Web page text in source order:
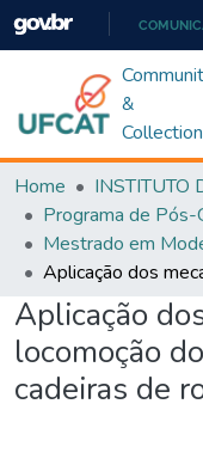
&
Home
Aplicação
locomoção
cadeiras de